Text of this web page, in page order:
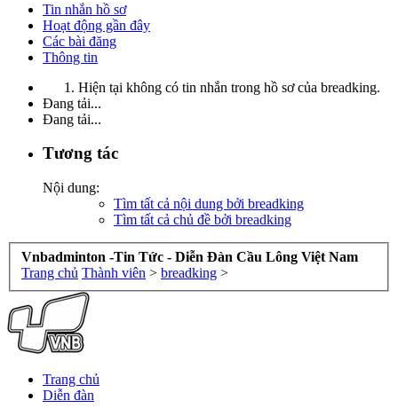
Tin nhắn hồ sơ
Hoạt động gần đây
Các bài đăng
Thông tin
Hiện tại không có tin nhắn trong hồ sơ của breadking.
Đang tải...
Đang tải...
Tương tác
Nội dung:
Tìm tất cả nội dung bởi breadking
Tìm tất cả chủ đề bởi breadking
Vnbadminton -Tin Tức - Diễn Đàn Cầu Lông Việt Nam
Trang chủ Thành viên > breadking >
Trang chủ
Diễn đàn